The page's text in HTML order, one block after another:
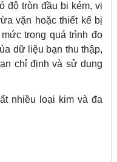
độ tròn đầu bi kém, vị
vặn hoặc thiết kế bị
trong quá trình đo
dữ liệu bạn thu thập,
chỉ định và sử dụng
nhiều loại kim và đa